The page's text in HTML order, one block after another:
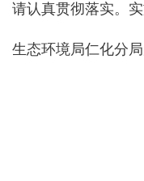
请认真贯彻落实。
生态环境局仁化分局